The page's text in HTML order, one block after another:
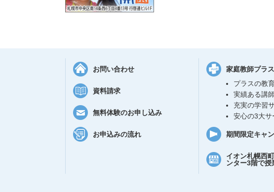
お問い合わせ
資料請求
無料体験のお申し込み
お申込みの流れ
家庭教師プラ
プラスの教
実績ある講
充実の学習
安心の3大サ
期間限定キャ
イオン札幌西
ンター3階で授